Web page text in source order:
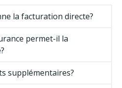
la facturation directe?
permet-il la
supplémentaires?